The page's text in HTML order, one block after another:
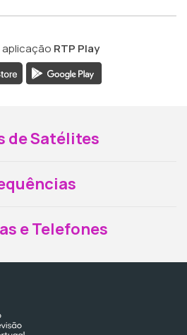
aplicação RTP Play
de Satélites
e Telefones